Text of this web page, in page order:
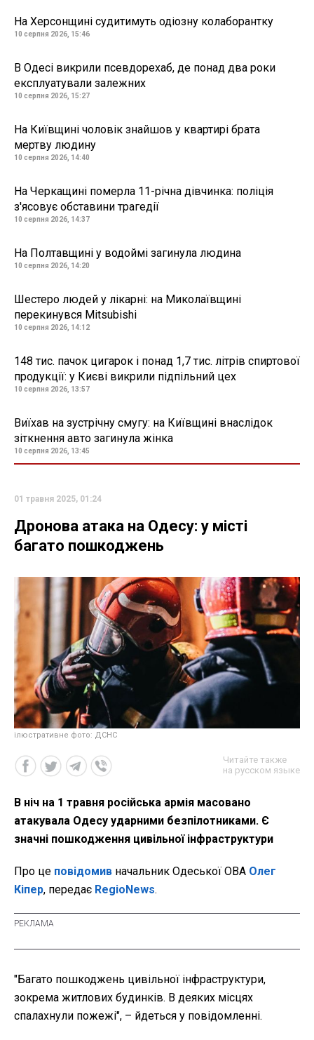
На Херсонщині судитимуть одіозну колаборантку
10 серпня 2026, 15:46
В Одесі викрили псевдорехаб, де понад два роки
експлуатували залежних
10 серпня 2026, 15:27
На Київщині чоловік знайшов у квартирі брата
мертву людину
10 серпня 2026, 14:40
На Черкащині померла 11-річна дівчинка: поліція
з'ясовує обставини трагедії
10 серпня 2026, 14:37
На Полтавщині у водоймі загинула людина
10 серпня 2026, 14:20
Шестеро людей у лікарні: на Миколаївщині
перекинувся Mitsubishi
10 серпня 2026, 14:12
148 тис. пачок цигарок і понад 1,7 тис. літрів спиртової
продукції: у Києві викрили підпільний цех
10 серпня 2026, 13:57
Виїхав на зустрічну смугу: на Київщині внаслідок
зіткнення авто загинула жінка
10 серпня 2026, 13:45
01 травня 2025, 01:24
Дронова атака на Одесу: у місті
багато пошкоджень
ілюстративне фото: ДСНС
Читайте также
на русском языке
В ніч на 1 травня російська армія масовано
атакувала Одесу ударними безпілотниками. Є
значні пошкодження цивільної інфраструктури
Про це повідомив начальник Одеської ОВА Олег
Кіпер, передає RegioNews.
"Багато пошкоджень цивільної інфраструктури,
зокрема житлових будинків. В деяких місцях
спалахнули пожежі", – йдеться у повідомленні.